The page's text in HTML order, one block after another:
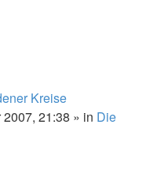
Kreise
21:38 » in Die